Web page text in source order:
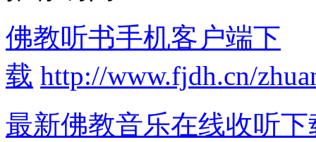
佛教听书手机客户端下
载 http://www.fjdh.cn/
最新佛教音乐在线收听下